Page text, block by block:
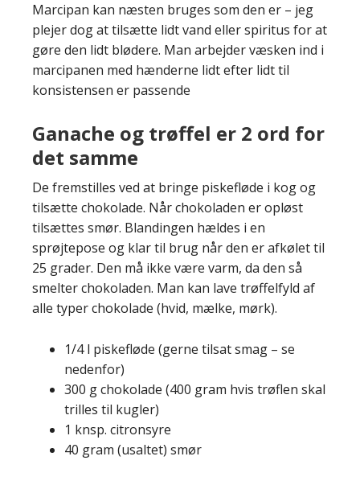
Marcipan kan næsten bruges som den er – jeg
plejer dog at tilsætte lidt vand eller spiritus for at
gøre den lidt blødere. Man arbejder væsken ind i
marcipanen med hænderne lidt efter lidt til
konsistensen er passende
Ganache og trøffel er 2 ord for
det samme
De fremstilles ved at bringe piskefløde i kog og
tilsætte chokolade. Når chokoladen er opløst
tilsættes smør. Blandingen hældes i en
sprøjtepose og klar til brug når den er afkølet til
25 grader. Den må ikke være varm, da den så
smelter chokoladen. Man kan lave trøffelfyld af
alle typer chokolade (hvid, mælke, mørk).
1/4 l piskefløde (gerne tilsat smag – se
nedenfor)
300 g chokolade (400 gram hvis trøflen skal
trilles til kugler)
1 knsp. citronsyre
40 gram (usaltet) smør